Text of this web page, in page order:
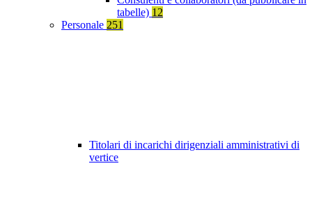
tabelle) 12
Personale 251
Titolari di incarichi dirigenziali amministrativi di
vertice